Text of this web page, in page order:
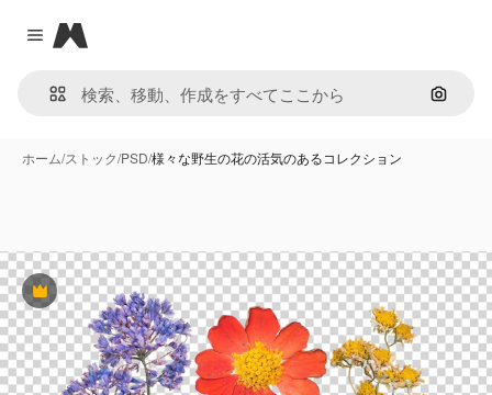
Close menu
Magnific
画像で
ホーム/ストック/PSD/様々な野生の花の活気のあるコレクション
Premium